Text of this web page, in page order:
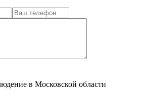
в Московской области